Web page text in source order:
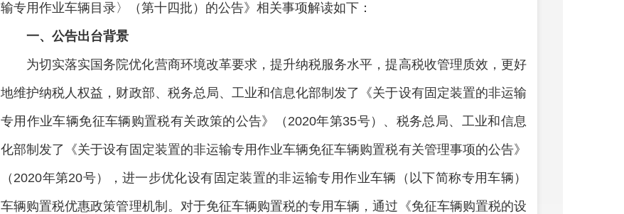
输专用作业车辆目录〉（第十四批）的公告》相关事项解读如下：
一、公告出台背景
为切实落实国务院优化营商环境改革要求，提升纳税服务水平，提高税收管理质效，更好
地维护纳税人权益，财政部、税务总局、工业和信息化部制发了《关于设有固定装置的非运输
专用作业车辆免征车辆购置税有关政策的公告》（2020年第35号）、税务总局、工业和信息
化部制发了《关于设有固定装置的非运输专用作业车辆免征车辆购置税有关管理事项的公告》
（2020年第20号），进一步优化设有固定装置的非运输专用作业车辆（以下简称专用车辆）
车辆购置税优惠政策管理机制。对于免征车辆购置税的专用车辆，通过《免征车辆购置税的设